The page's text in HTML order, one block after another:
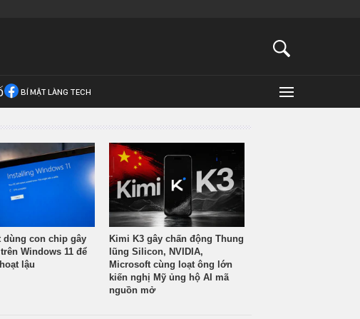
BÍ MẬT LÀNG TECH
dùng con chip gây
Windows 11 để
lậu
Kimi K3 gây chấn động Thung
lũng Silicon, NVIDIA,
Microsoft cùng loạt ông lớn
kiến nghị Mỹ ủng hộ AI mã
nguồn mở